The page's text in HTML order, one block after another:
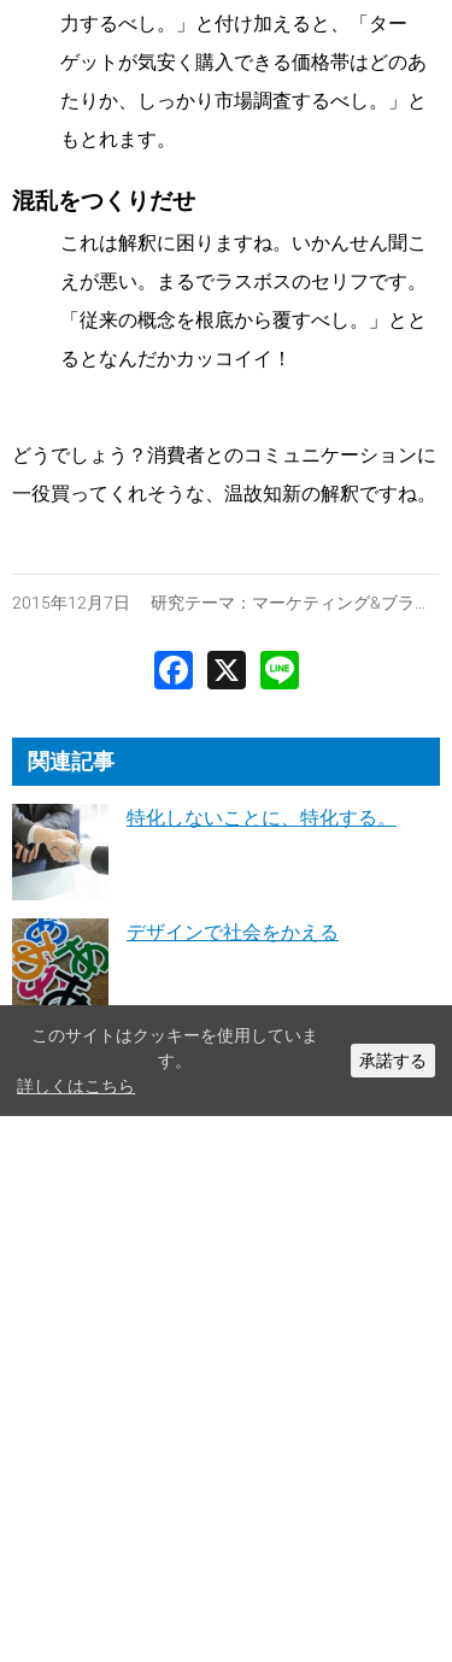
力するべし。」と付け加えると、「ター
ゲットが気安く購入できる価格帯はどのあ
たりか、しっかり市場調査するべし。」と
もとれます。
混乱をつくりだせ
これは解釈に困りますね。いかんせん聞こ
えが悪い。まるでラスボスのセリフです。
「従来の概念を根底から覆すべし。」とと
るとなんだかカッコイイ！
どうでしょう？消費者とのコミュニケーションに
一役買ってくれそうな、温故知新の解釈ですね。
2015年12月7日 研究テーマ： マーケティング&ブランディング
関連記事
特化しないことに、特化する。
デザインで社会をかえる
電通「鬼十則」をクリエイティブに
解釈してみた
このサイトはクッキーを使用していま
す。
承諾する
詳しくはこちら